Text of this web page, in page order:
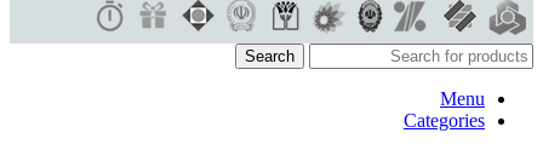
Search
Menu
Categories